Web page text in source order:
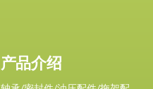
产品介绍